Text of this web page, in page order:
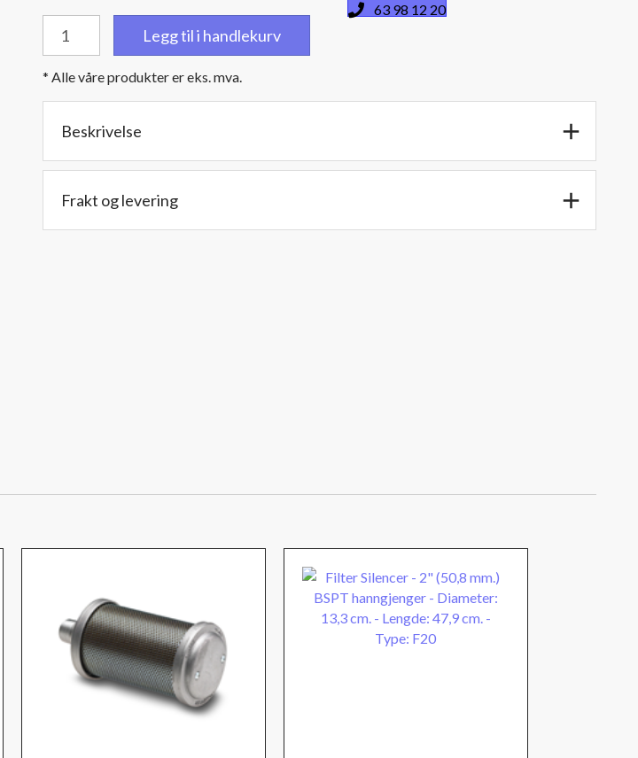
Silencer
6"
(152,4
mm.)
hanngjenger
Diameter:
27,9
Legg til i handlekurv
* Alle våre produkter er eks. mva.
63 98 12 20
Beskrivelse
Frakt og levering